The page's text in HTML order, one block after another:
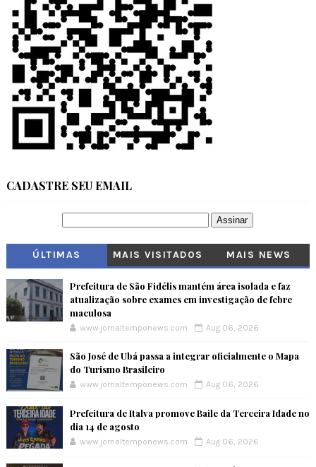
CADASTRE SEU EMAIL
ÚLTIMAS MAIS VISITADOS MAIS NEWS
Prefeitura de São Fidélis mantém área isolada e faz
atualização sobre exames em investigação de febre
maculosa
www.jornaltemponews.com Aug 06, 2026
São José de Ubá passa a integrar oficialmente o Mapa
do Turismo Brasileiro
www.jornaltemponews.com Aug 06, 2026
Prefeitura de Italva promove Baile da Terceira Idade no
dia 14 de agosto
www.jornaltemponews.com Aug 06, 2026